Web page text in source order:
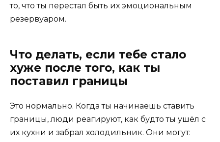
то, что ты перестал быть их эмоциональным
резервуаром.
Что делать, если тебе стало
хуже после того, как ты
поставил границы
Это нормально. Когда ты начинаешь ставить
границы, люди реагируют, как будто ты ушёл с
их кухни и забрал холодильник. Они могут: